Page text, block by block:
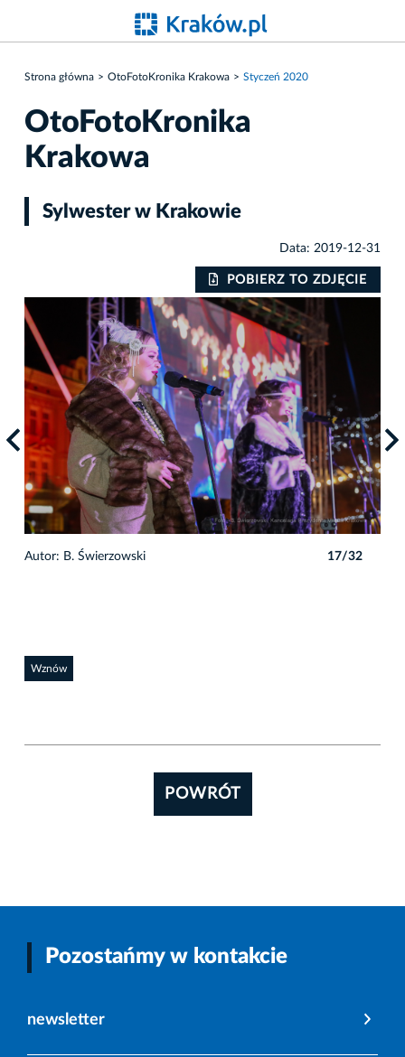
Strona główna OtoFotoKronika Krakowa Styczeń 2020
OtoFotoKronika
Krakowa
Sylwester w Krakowie
Data: 2019-12-31
POBIERZ TO ZDJĘCIE
Autor: B. Świerzowski 17/32
Wznów
POWRÓT
Pozostańmy w kontakcie
newsletter